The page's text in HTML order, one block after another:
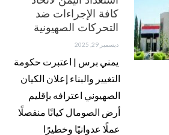
كافة الإجراءات ضد
التحركات الصهيونية
ديسمبر 29, 2025
يمني برس | اعتبرت حكومة
التغيير والبناء إعلان الكيان
الصهيوني اعترافه بإقليم
أرض الصومال كيانًا منفصلًا
عملًا عدوانيًا وخطيرًا